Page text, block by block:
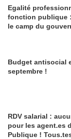
Egalité
fonction publique
le camp du
Budget antisocial
septembre !
RDV salarial :
pour les agent.es
Publique !